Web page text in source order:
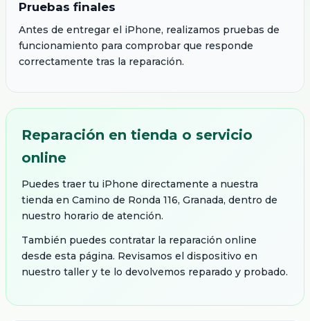
Pruebas finales
Antes de entregar el iPhone, realizamos pruebas de
funcionamiento para comprobar que responde
correctamente tras la reparación.
Reparación en tienda o servicio
online
Puedes traer tu iPhone directamente a nuestra
tienda en Camino de Ronda 116, Granada, dentro de
nuestro horario de atención.
También puedes contratar la reparación online
desde esta página. Revisamos el dispositivo en
nuestro taller y te lo devolvemos reparado y probado.